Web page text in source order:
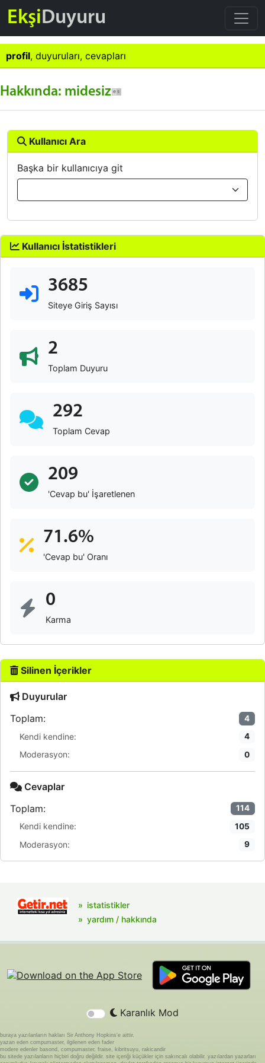
EkşiDuyuru
profil, duyuruları, cevapları
Hakkında: midesiz
Kullanıcı Ara
Başka bir kullanıcıya git
Kullanıcı İstatistikleri
3685
Siteye Giriş Sayısı
2
Toplam Duyuru
292
Toplam Cevap
209
'Cevap bu' İşaretlenen
71.6%
'Cevap bu' Oranı
0
Karma
Silinen İçerikler
Duyurular
Toplam:
4
Kendi kendine: 4
Moderasyon: 0
Cevaplar
Toplam:
114
Kendi kendine: 105
Moderasyon: 9
istatistikler
yardım / hakkında
Karanlık Mod
buraya yazılanların hakları Sir Anthony Hopkins'e aittir.
yazan eden compumaster, ilgilenen eden fader
modere edenler basond, compumaster, fraise, kibritsuyu, rakicandir
bu sitede yazılanların hiçbiri doğru değildir. site içeriği küçükler için sakıncalı olabilir. yazılardan yazarları